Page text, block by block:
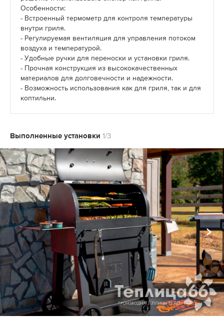
Особенности:
- Встроенный термометр для контроля температуры
внутри гриля.
- Регулируемая вентиляция для управления потоком
воздуха и температурой.
- Удобные ручки для переноски и установки гриля.
- Прочная конструкция из высококачественных
материалов для долговечности и надежности.
- Возможность использования как для гриля, так и для
коптильни.
Выполненные установки 1/3